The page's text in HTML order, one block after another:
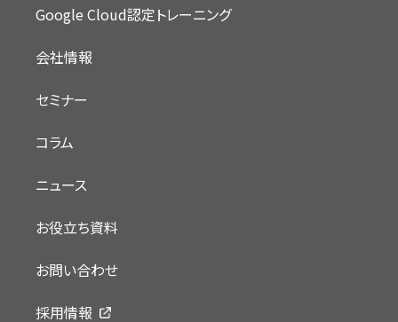
Google Cloud認定トレーニング
会社情報
セミナー
コラム
ニュース
お役立ち資料
お問い合わせ
採用情報